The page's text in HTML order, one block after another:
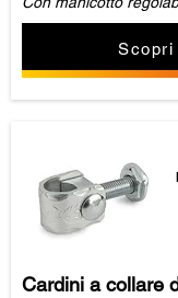
Scopri
Cardini a collare